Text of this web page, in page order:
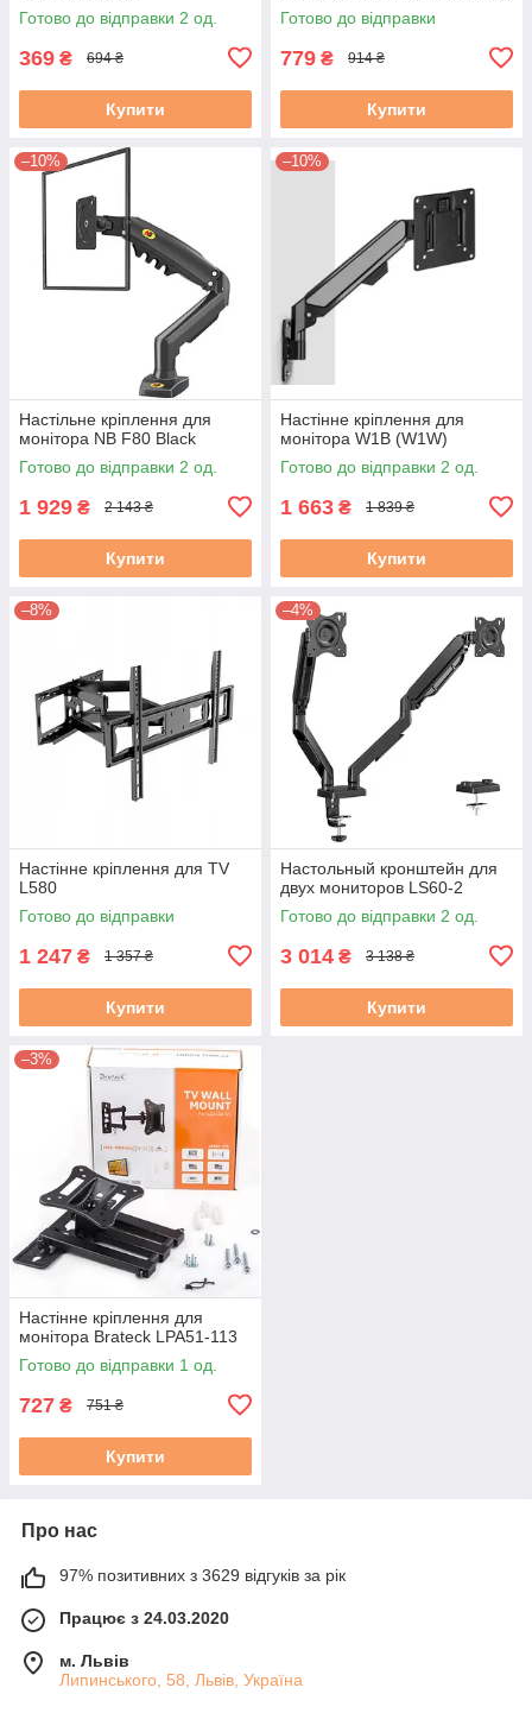
Готово до відправки 2 од.
369 ₴ 694 ₴
Купити
Готово до відправки
779 ₴ 914 ₴
Купити
–10%
Настільне кріплення для
монітора NB F80 Black
Готово до відправки 2 од.
1 929 ₴ 2 143 ₴
Купити
–10%
Настінне кріплення для
монітора W1B (W1W)
Готово до відправки 2 од.
1 663 ₴ 1 839 ₴
Купити
–8%
Настінне кріплення для TV
L580
Готово до відправки
1 247 ₴ 1 357 ₴
Купити
–4%
Настольный кронштейн для
двух мониторов LS60-2
Готово до відправки 2 од.
3 014 ₴ 3 138 ₴
Купити
–3%
Настінне кріплення для
монітора Brateck LPA51-113
Готово до відправки 1 од.
727 ₴ 751 ₴
Купити
Про нас
97% позитивних з 3629 відгуків за рік
Працює з 24.03.2020
м. Львів
Липинського, 58, Львів, Україна